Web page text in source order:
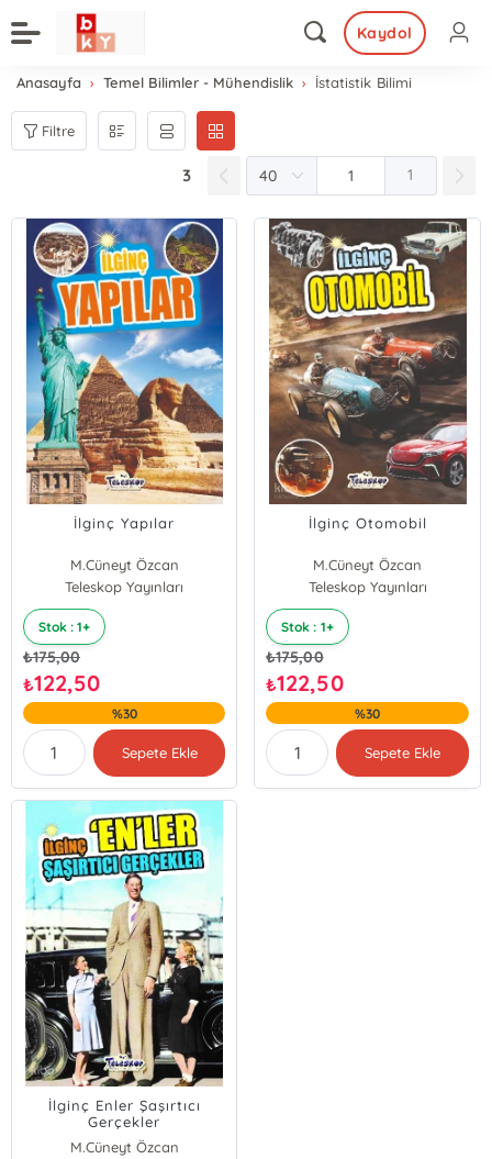
Kaydol
Anasayfa Temel Bilimler - Mühendislik İstatistik Bilimi
Filtre
3 1
İlginç Yapılar
M.Cüneyt Özcan
Teleskop Yayınları
Stok : 1+
₺175,00
₺122,50
%30
Sepete Ekle
İlginç Otomobil
M.Cüneyt Özcan
Teleskop Yayınları
Stok : 1+
₺175,00
₺122,50
%30
Sepete Ekle
İlginç Enler Şaşırtıcı
Gerçekler
M.Cüneyt Özcan